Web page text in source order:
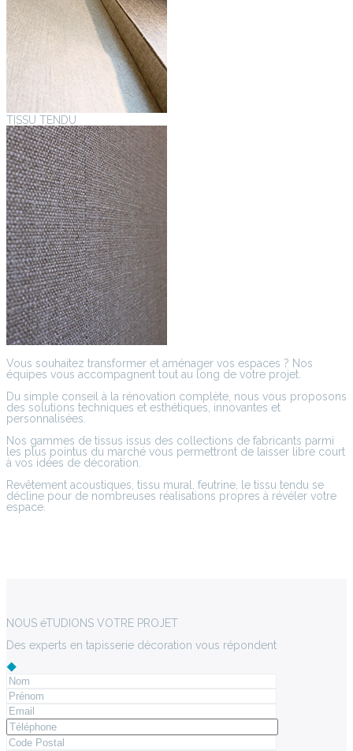
TISSU TENDU
Vous souhaitez transformer et aménager vos espaces ? Nos
équipes vous accompagnent tout au long de votre projet.
Du simple conseil à la rénovation complète, nous vous proposons
des solutions techniques et esthétiques, innovantes et
personnalisées.
Nos gammes de tissus issus des collections de fabricants parmi
les plus pointus du marché vous permettront de laisser libre court
à vos idées de décoration.
Revêtement acoustiques, tissu mural, feutrine, le tissu tendu se
décline pour de nombreuses réalisations propres à révéler votre
espace.
NOUS éTUDIONS VOTRE PROJET
Des experts en tapisserie décoration vous répondent